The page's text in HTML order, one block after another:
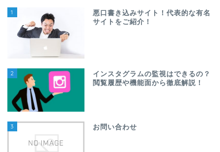
1
悪口書き込みサイト！代表的な有名
サイトをご紹介！
2
インスタグラムの監視はできるの？
閲覧履歴や機能面から徹底解説！
3 お問い合わせ